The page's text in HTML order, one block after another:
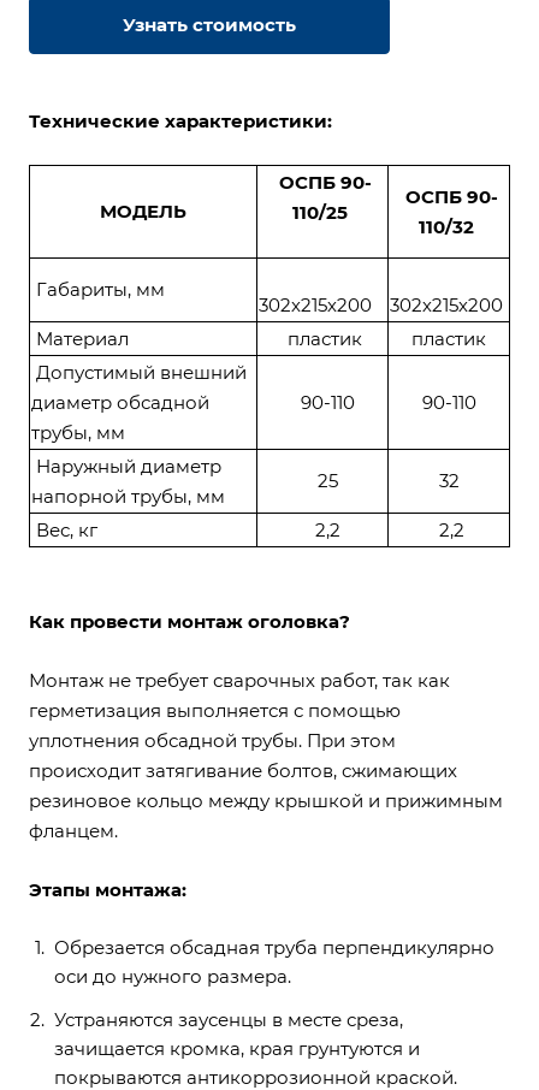
Узнать стоимость
Технические характеристики:
МОДЕЛЬ
ОСПБ 90-
110/25
ОСПБ 90-
110/32
Габариты, мм
302х215х200
302х215х200
Материал
пластик
пластик
Допустимый внешний
диаметр обсадной
трубы, мм
90-110 90-110
Наружный диаметр
напорной трубы, мм
25 32
Вес, кг 2,2 2,2
Как провести монтаж оголовка?
Монтаж не требует сварочных работ, так как
герметизация выполняется с помощью
уплотнения обсадной трубы. При этом
происходит затягивание болтов, сжимающих
резиновое кольцо между крышкой и прижимным
фланцем.
Этапы монтажа:
Обрезается обсадная труба перпендикулярно
оси до нужного размера.
Устраняются заусенцы в месте среза,
зачищается кромка, края грунтуются и
покрываются антикоррозионной краской.